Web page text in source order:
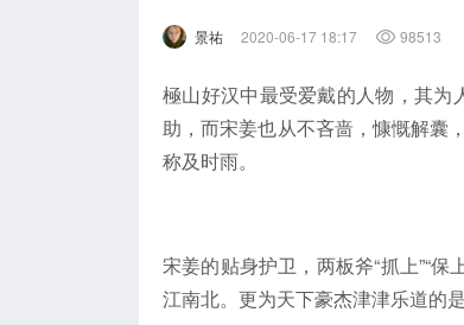
景祐 2020-06-17 18:17 98513
極山好汉中最受爱戴的人物，其
助，而宋姜也从不吝啬，慷慨解囊
称及时雨。
宋姜的贴身护卫，两板斧“抓上”“
江南北。更为天下豪杰津津乐道的